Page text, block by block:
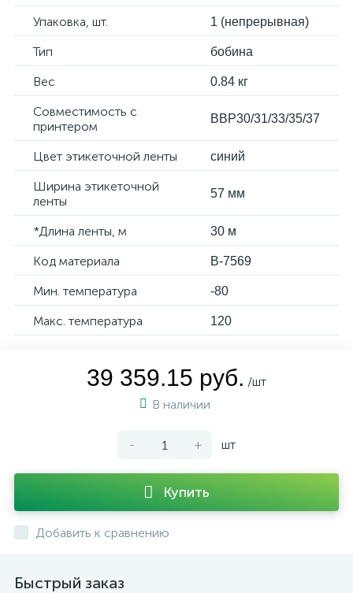
Упаковка, шт. 1 (непрерывная)
Тип бобина
Вес 0.84 кг
Совместимость с
принтером
BBP30/31/33/35/37
Цвет этикеточной ленты синий
Ширина этикеточной
ленты
57 мм
*Длина ленты, м 30 м
Код материала B-7569
Мин. температура -80
Макс. температура 120
39 359.15 руб. /шт
В наличии
- + шт
Купить
Добавить к сравнению
Быстрый заказ